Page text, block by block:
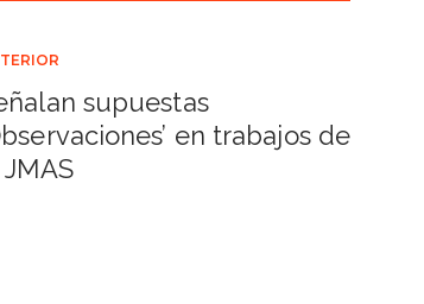
supuestas
en trabajos de
JMAS